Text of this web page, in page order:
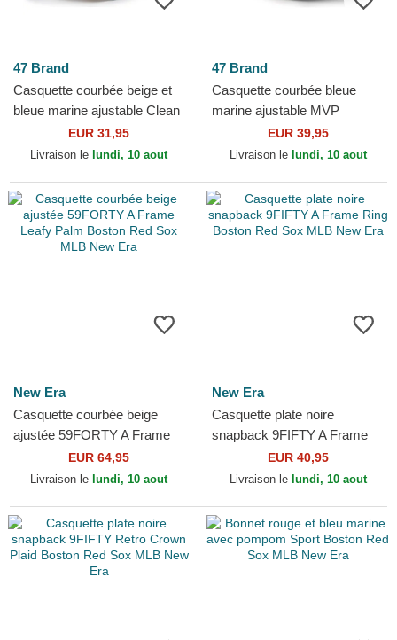
47 Brand
Casquette courbée beige et
bleue marine ajustable Clean
Up Windham Boston Red
Sox MLB 47 Brand
EUR 31,95
Livraison le lundi, 10 aout
47 Brand
Casquette courbée bleue
marine ajustable MVP
Ballpark Script Shot Boston
Red Sox MLB 47 Brand
EUR 39,95
Livraison le lundi, 10 aout
New Era
Casquette courbée beige
ajustée 59FORTY A Frame
Leafy Palm Boston Red Sox
MLB New Era
EUR 64,95
Livraison le lundi, 10 aout
New Era
Casquette plate noire
snapback 9FIFTY A Frame
Ring Boston Red Sox MLB
New Era
EUR 40,95
Livraison le lundi, 10 aout